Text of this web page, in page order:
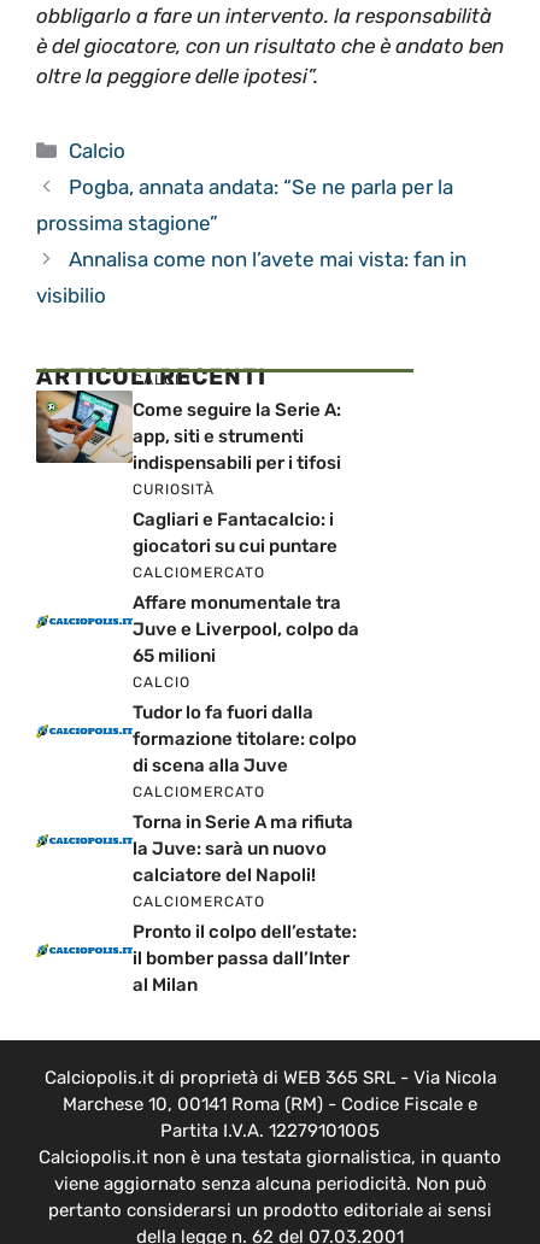
obbligarlo a fare un intervento. la responsabilità
è del giocatore, con un risultato che è andato ben
oltre la peggiore delle ipotesi”.
Categorie
Calcio
Pogba, annata andata: “Se ne parla per la
prossima stagione”
Annalisa come non l’avete mai vista: fan in
visibilio
ARTICOLI RECENTI
CALCIO
Come seguire la Serie A:
app, siti e strumenti
indispensabili per i tifosi
CURIOSITÀ
Cagliari e Fantacalcio: i
giocatori su cui puntare
CALCIOMERCATO
Affare monumentale tra
Juve e Liverpool, colpo da
65 milioni
CALCIO
Tudor lo fa fuori dalla
formazione titolare: colpo
di scena alla Juve
CALCIOMERCATO
Torna in Serie A ma rifiuta
la Juve: sarà un nuovo
calciatore del Napoli!
CALCIOMERCATO
Pronto il colpo dell’estate:
il bomber passa dall’Inter
al Milan
Calciopolis.it di proprietà di WEB 365 SRL - Via Nicola
Marchese 10, 00141 Roma (RM) - Codice Fiscale e
Partita I.V.A. 12279101005
Calciopolis.it non è una testata giornalistica, in quanto
viene aggiornato senza alcuna periodicità. Non può
pertanto considerarsi un prodotto editoriale ai sensi
della legge n. 62 del 07.03.2001